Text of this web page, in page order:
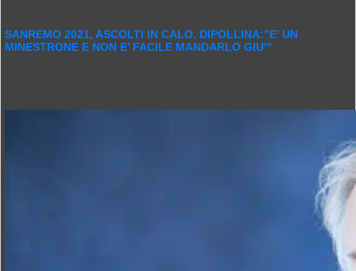
SANREMO 2021, ASCOLTI IN CALO. DIPOLLINA:”E’ UN
MINESTRONE E NON E’ FACILE MANDARLO GIU'”